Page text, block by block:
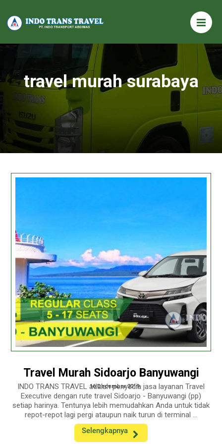
travel murah surabaya
Travel Murah Sidoarjo Banyuwangi
16 December 2019
INDO TRANS TRAVEL adalah penyedia jasa layanan Travel
Executive dengan rute travel Sidoarjo - Banyuwangi (pp)
setiap harinya. Tentunya lebih memudahkan Anda untuk tidak
repot-repot lagi pergi ataupun naik turun di terminal ...
Selengkapnya